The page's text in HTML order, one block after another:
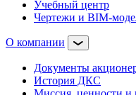
Учебный центр
Чертежи и BIM-
О компании
Документы
История ДКС